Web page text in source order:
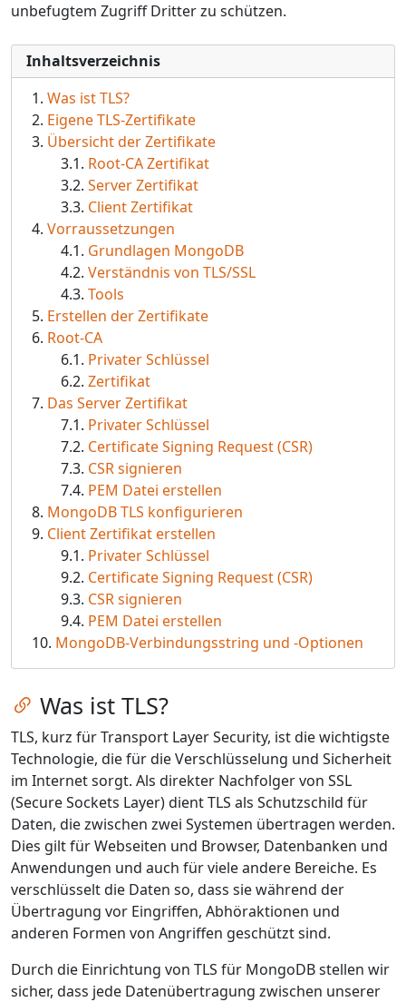
unbefugtem Zugriff Dritter zu schützen.
Inhaltsverzeichnis
Was ist TLS?
Eigene TLS-Zertifikate
Übersicht der Zertifikate
Root-CA Zertifikat
Server Zertifikat
Client Zertifikat
Vorraussetzungen
Grundlagen MongoDB
Verständnis von TLS/SSL
Tools
Erstellen der Zertifikate
Root-CA
Privater Schlüssel
Zertifikat
Das Server Zertifikat
Privater Schlüssel
Certificate Signing Request (CSR)
CSR signieren
PEM Datei erstellen
MongoDB TLS konfigurieren
Client Zertifikat erstellen
Privater Schlüssel
Certificate Signing Request (CSR)
CSR signieren
PEM Datei erstellen
MongoDB-Verbindungsstring und -Optionen
Zum Kapitel springen
Was ist TLS?
TLS, kurz für Transport Layer Security, ist die wichtigste
Technologie, die für die Verschlüsselung und Sicherheit
im Internet sorgt. Als direkter Nachfolger von SSL
(Secure Sockets Layer) dient TLS als Schutzschild für
Daten, die zwischen zwei Systemen übertragen werden.
Dies gilt für Webseiten und Browser, Datenbanken und
Anwendungen und auch für viele andere Bereiche. Es
verschlüsselt die Daten so, dass sie während der
Übertragung vor Eingriffen, Abhöraktionen und
anderen Formen von Angriffen geschützt sind.
Durch die Einrichtung von TLS für MongoDB stellen wir
sicher, dass jede Datenübertragung zwischen unserer